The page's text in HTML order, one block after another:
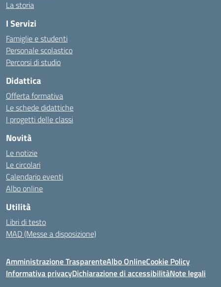
La storia
I Servizi
Famiglie e studenti
Personale scolastico
Percorsi di studio
Didattica
Offerta formativa
Le schede didattiche
I progetti delle classi
Novità
Le notizie
Le circolari
Calendario eventi
Albo online
Utilità
Libri di testo
MAD (Messe a disposizione)
Amministrazione TrasparenteAlbo OnlineCookie Policy
Informativa privacyDichiarazione di accessibilitàNote legali